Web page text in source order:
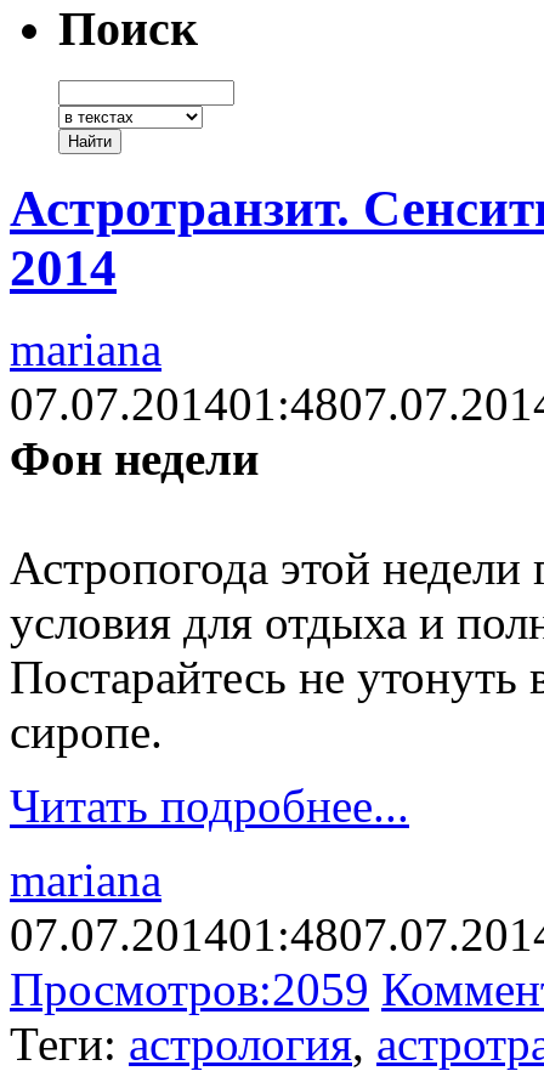
Поиск
Астротранзит.
2014
mariana
07.07.201401:48
Фон недели
Астропогода этой недели
условия для отдыха и
Постарайтесь не
сиропе.
Читать подробнее...
mariana
07.07.201401:48
Просмотров:2059
Теги: астрология,